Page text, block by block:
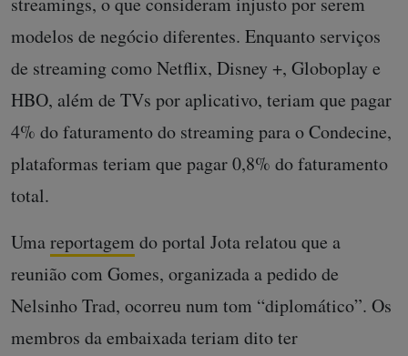
modelos de negócio diferentes. Enquanto serviços
de streaming como Netflix, Disney +, Globoplay e
HBO, além de TVs por aplicativo, teriam que pagar
4% do faturamento do streaming para o Condecine,
plataformas teriam que pagar 0,8% do faturamento
total.
Umareportagem do portal Jota relatou que a
reunião com Gomes, organizada a pedido de
Nelsinho Trad, ocorreu num tom “diplomático”. Os
membros da embaixada teriam dito ter